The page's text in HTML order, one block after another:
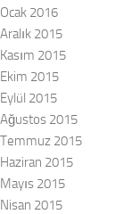
Ocak 2016
Aralık 2015
Kasım 2015
Ekim 2015
Eylül 2015
Ağustos 2015
Temmuz 2015
Haziran 2015
Mayıs 2015
Nisan 2015